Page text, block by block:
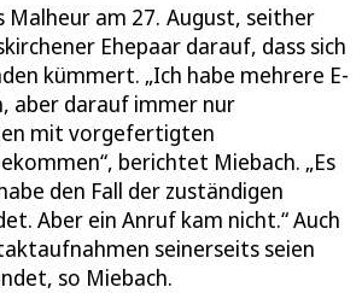
Malheur am 27. August, seither
Ehepaar darauf, dass sich
kümmert. „Ich habe mehrere E-
aber darauf immer nur
mit vorgefertigten
berichtet Miebach. „Es
den Fall der zuständigen
Aber ein Anruf kam nicht.“ Auch
seinerseits seien
so Miebach.